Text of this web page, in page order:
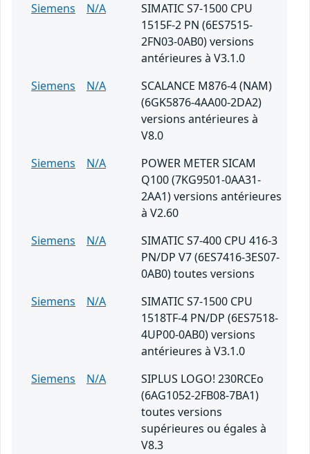
Siemens
N/A
SIMATIC S7-1500 CPU
1515F-2 PN (6ES7515-
2FN03-0AB0) versions
antérieures à V3.1.0
Siemens
N/A
SCALANCE M876-4 (NAM)
(6GK5876-4AA00-2DA2)
versions antérieures à
V8.0
Siemens
N/A
POWER METER SICAM
Q100 (7KG9501-0AA31-
2AA1) versions antérieures
à V2.60
Siemens
N/A
SIMATIC S7-400 CPU 416-3
PN/DP V7 (6ES7416-3ES07-
0AB0) toutes versions
Siemens
N/A
SIMATIC S7-1500 CPU
1518TF-4 PN/DP (6ES7518-
4UP00-0AB0) versions
antérieures à V3.1.0
Siemens
N/A
SIPLUS LOGO! 230RCEo
(6AG1052-2FB08-7BA1)
toutes versions
supérieures ou égales à
V8.3